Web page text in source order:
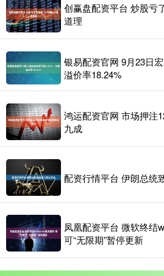
创赢盘配资平台 炒股亏
道理
银易配资官网 9月23日
溢价率18.24%
鸿运配资官网 市场押注
九成
配资行情平台 伊朗总统
凤凰配资平台 微软终结
可“无限期”暂停更新